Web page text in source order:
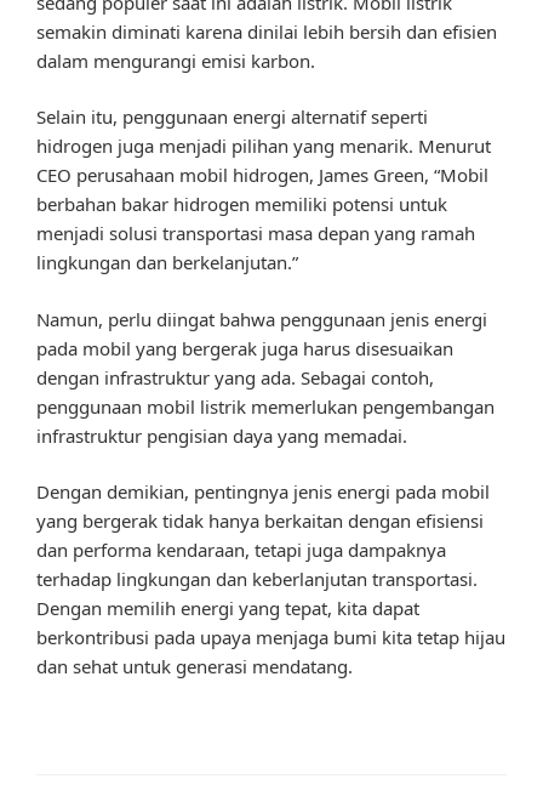
semakin diminati karena dinilai lebih bersih dan efisien
dalam mengurangi emisi karbon.
Selain itu, penggunaan energi alternatif seperti
hidrogen juga menjadi pilihan yang menarik. Menurut
CEO perusahaan mobil hidrogen, James Green, “Mobil
berbahan bakar hidrogen memiliki potensi untuk
menjadi solusi transportasi masa depan yang ramah
lingkungan dan berkelanjutan.”
Namun, perlu diingat bahwa penggunaan jenis energi
pada mobil yang bergerak juga harus disesuaikan
dengan infrastruktur yang ada. Sebagai contoh,
penggunaan mobil listrik memerlukan pengembangan
infrastruktur pengisian daya yang memadai.
Dengan demikian, pentingnya jenis energi pada mobil
yang bergerak tidak hanya berkaitan dengan efisiensi
dan performa kendaraan, tetapi juga dampaknya
terhadap lingkungan dan keberlanjutan transportasi.
Dengan memilih energi yang tepat, kita dapat
berkontribusi pada upaya menjaga bumi kita tetap hijau
dan sehat untuk generasi mendatang.